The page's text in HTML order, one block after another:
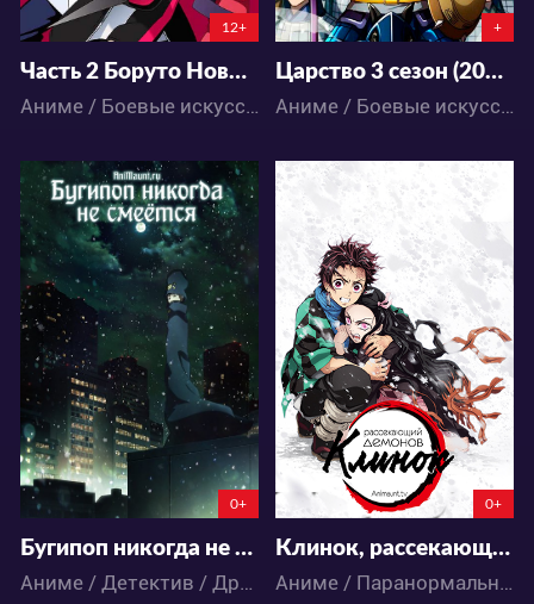
12+
Часть 2 Боруто Новое поколение Наруто
Аниме / Боевые искусства / Приключения / Сёнэн / Экшен
+
Царство 3 сезон (2020)
Аниме / Боевые искусства / Война / Драма / Исторический / Сёнэн / Экшен
5435
6 1
0+
Бугипоп никогда не смеётся (2019)
Аниме / Детектив / Драма / Психология / Паранормальное / Ужасы
36394
19 102
0+
Клинок, рассекающий демонов 1 сезон
Аниме / Паранормальное / Сёнэн / Экшен